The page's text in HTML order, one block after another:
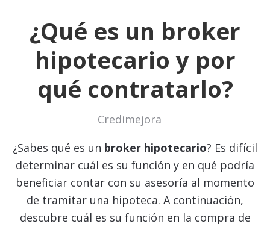
¿Qué es un broker
hipotecario y por
qué contratarlo?
Credimejora
¿Sabes qué es un broker hipotecario? Es difícil
determinar cuál es su función y en qué podría
beneficiar contar con su asesoría al momento
de tramitar una hipoteca. A continuación,
descubre cuál es su función en la compra de